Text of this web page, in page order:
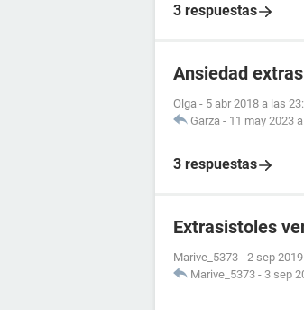
3 respuestas
Ansiedad
Olga - 5 abr 2018 a las
Garza - 11 may 2023
3 respuestas
Extrasistoles
Marive_5373 - 2 sep
Marive_5373 - 3 sep